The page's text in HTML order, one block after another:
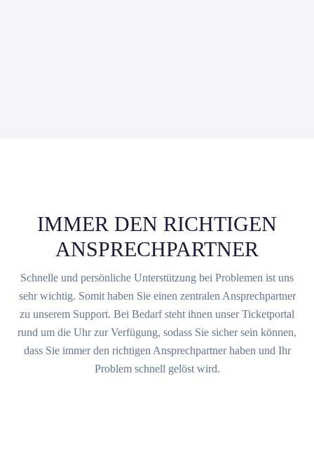
IMMER DEN RICHTIGEN
ANSPRECHPARTNER
Schnelle und persönliche Unterstützung bei Problemen ist uns
sehr wichtig. Somit haben Sie einen zentralen Ansprechpartner
zu unserem Support. Bei Bedarf steht ihnen unser Ticketportal
rund um die Uhr zur Verfügung, sodass Sie sicher sein können,
dass Sie immer den richtigen Ansprechpartner haben und Ihr
Problem schnell gelöst wird.